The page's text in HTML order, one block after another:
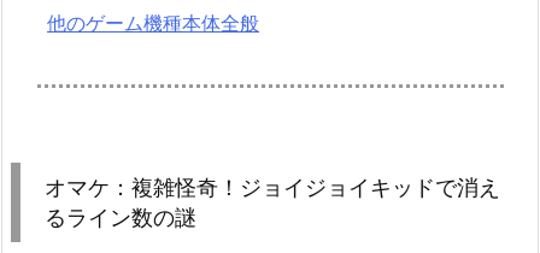
他のゲーム機種本体全般
オマケ：複雑怪奇！ジョイジョイキッドで消え
るライン数の謎